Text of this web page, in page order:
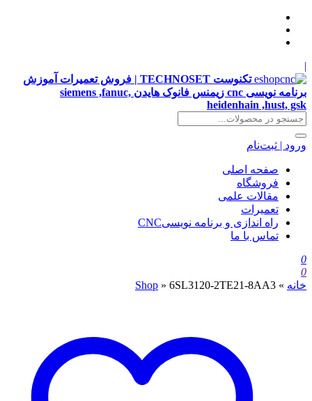
|
تکنوست TECHNOSET | فروش تعمیرات آموزش
برنامه نویسی cnc زیمنس فانوک هایدن siemens ,fanuc,
heidenhain ,hust, gsk
ورود | ثبت‌نام
صفحه اصلی
فروشگاه
مقالات علمی
تعمیرات
راه اندازی و برنامه نویسیCNC
تماس با ما
0
0
خانه »
Shop » 6SL3120-2TE21-8AA3